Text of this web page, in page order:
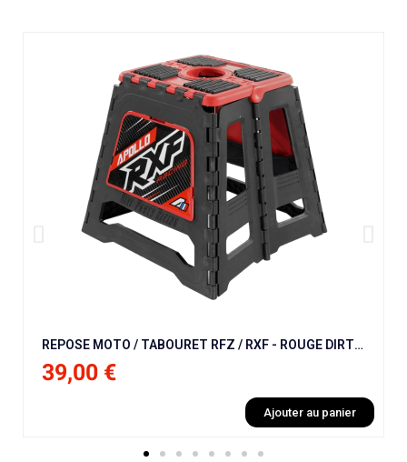
REPOSE MOTO / TABOURET RFZ / RXF - ROUGE DIRT BIKE / PIT MINI / MOTO / QUAD
39,00 €
Ajouter au panier